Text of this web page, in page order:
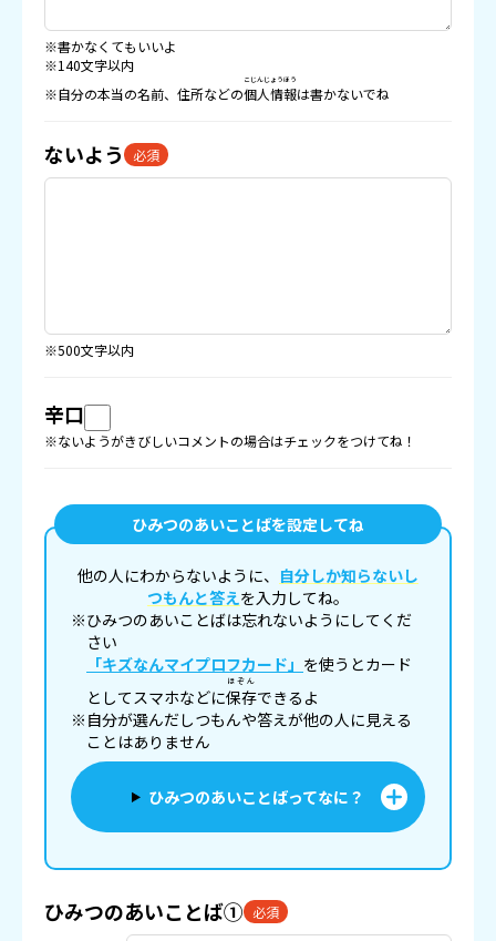
※書かなくてもいいよ
※140文字以内
※自分の本当の名前、住所などの個人情報
こじんじょうほう
は書かないでね
ないよう 必須
※500文字以内
辛口
※ないようがきびしいコメントの場合はチェックをつけてね！
ひみつのあいことばを設定してね
他の人にわからないように、 自分しか知らないし
つもんと答えを入力してね。
※ひみつのあいことばは忘れないようにしてくだ
さい
「キズなんマイプロフカード」 を使うとカード
としてスマホなどに保存
ほぞん
できるよ
※自分が選んだしつもんや答えが他の人に見える
ことはありません
ひみつのあいことばってなに？
ひみつのあいことば① 必須